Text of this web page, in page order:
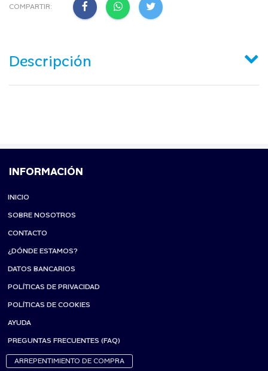
COMPARTIR:
Descripción
INFORMACIÓN
INICIO
SOBRE NOSOTROS
CONTACTO
¿DÓNDE ESTAMOS?
DATOS BANCARIOS
POLÍTICAS DE PRIVACIDAD
POLÍTICAS DE COOKIES
AYUDA
PREGUNTAS FRECUENTES (FAQ)
ARREPENTIMIENTO DE COMPRA